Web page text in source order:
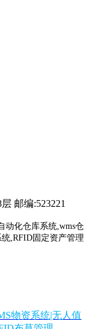
邮编:523221
动化仓库系统,wms仓
,RFID固定资产管理